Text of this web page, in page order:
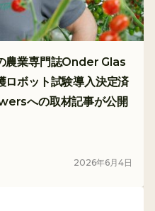
農業専門誌Onder Glas
ロボット試験導入決定済
への取材記事が公開
2026年6 月4日